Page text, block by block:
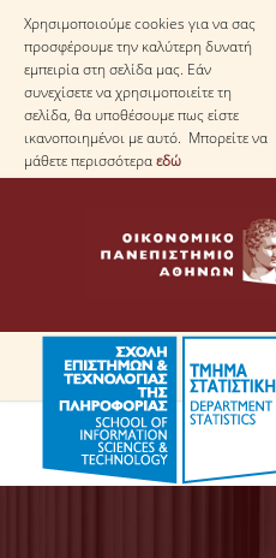
Χρησιμοποιούμε cookies για να σας
προσφέρουμε την καλύτερη δυνατή
εμπειρία στη σελίδα μας. Εάν
συνεχίσετε να χρησιμοποιείτε τη
σελίδα, θα υποθέσουμε πως είστε
ικανοποιημένοι με αυτό. Μπορείτε να
μάθετε περισσότεραεδώ
ΤΟ ΤΜΗΜΑ